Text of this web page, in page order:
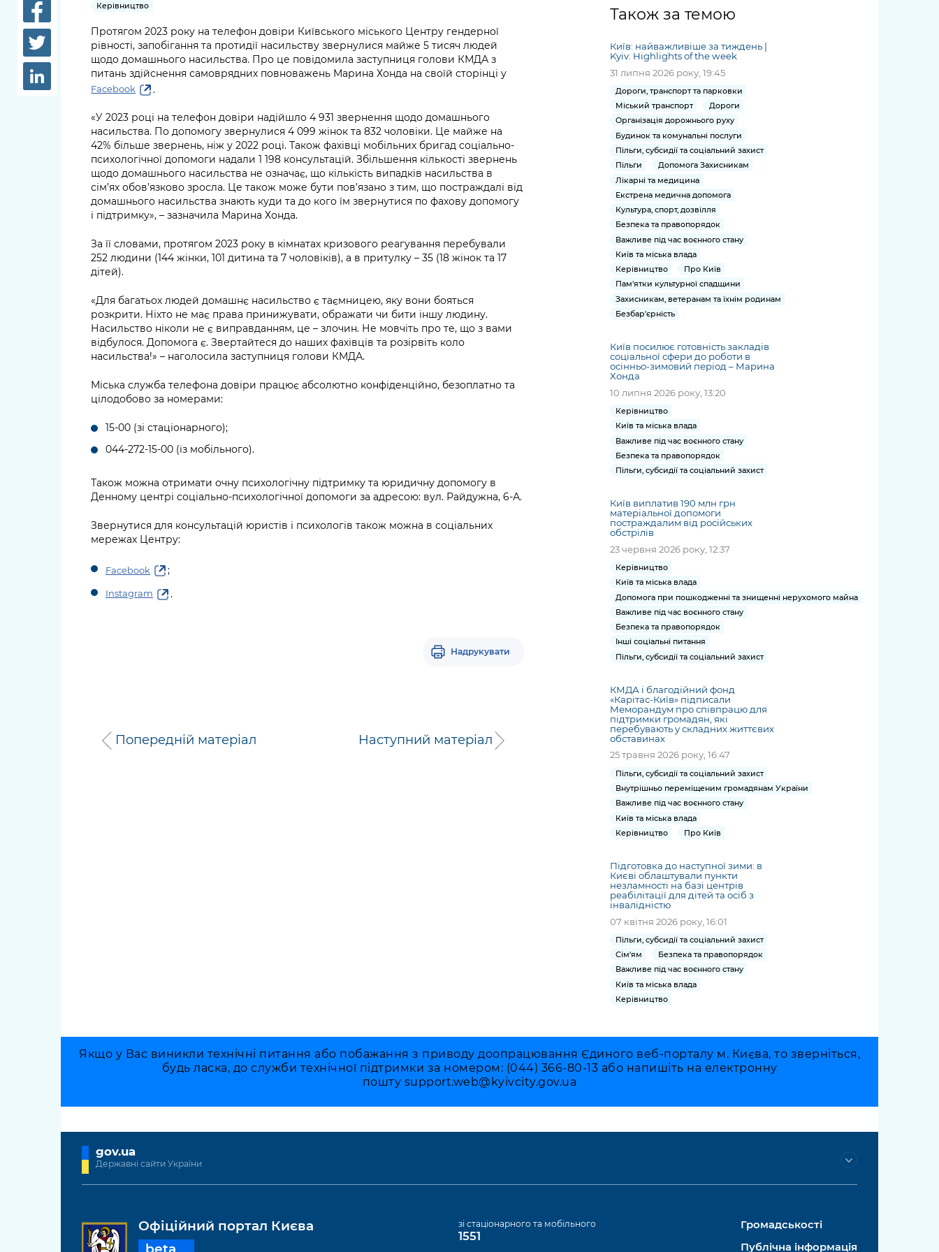
Рішення та розпорядження
Проєкти розпоряджень, що
перебувають на погодженні
КМВА
Статистика
Звернення громадян Безбар'єрність
Київська міська військова
адміністрація
Лікарні та медицина
Освіта та навчальні
Дороги, транспорт та
парковки
Навколишнє
середовище міста
Безпека та
правопорядок
Іноземцям / For
foreigners
Портал послуг
Міський застосунок Київ
Цифровий
Важливе під час
воєнного стану
Громадський
бюджет
міській військовій
адміністрації
«Ініціатива
«Партнерство
«Відкритий Уряд» –
місцевий рівень»
Важливе під час
воєнного стану
обмеженим
доступом
Проекти
нормативно-
правових та
інших актів
Порядок
рішень, дій чи
бездіяльності
розпорядників
інформації
Звіти про
опрацювання
запитів на
публічну
інформацію
дашборди
ся на
новини та
КМДА /
Subscribe
announce
ments
from the
KCSA
журналіст
ський
запит /
Submitting
a media
request
Керівництво
Протягом 2023 року на телефон довіри Київського міського Центру гендерної
рівності, запобігання та протидії насильству звернулися майже 5 тисяч людей
щодо домашнього насильства. Про це повідомила заступниця голови КМДА з
питань здійснення самоврядних повноважень Марина Хонда на своїй сторінці у
Facebook .
«У 2023 році на телефон довіри надійшло 4 931 звернення щодо домашнього
насильства. По допомогу звернулися 4 099 жінок та 832 чоловіки. Це майже на
42% більше звернень, ніж у 2022 році. Також фахівці мобільних бригад соціально-
психологічної допомоги надали 1 198 консультацій. Збільшення кількості звернень
щодо домашнього насильства не означає, що кількість випадків насильства в
сім’ях обов’язково зросла. Це також може бути пов’язано з тим, що постраждалі від
домашнього насильства знають куди та до кого їм звернутися по фахову допомогу
і підтримку», – зазначила Марина Хонда.
За її словами, протягом 2023 року в кімнатах кризового реагування перебували
252 людини (144 жінки, 101 дитина та 7 чоловіків), а в притулку – 35 (18 жінок та 17
дітей).
«Для багатьох людей домашнє насильство є таємницею, яку вони бояться
розкрити. Ніхто не має права принижувати, ображати чи бити іншу людину.
Насильство ніколи не є виправданням, це – злочин. Не мовчіть про те, що з вами
відбулося. Допомога є. Звертайтеся до наших фахівців та розірвіть коло
насильства!» – наголосила заступниця голови КМДА.
Міська служба телефона довіри працює абсолютно конфіденційно, безоплатно та
цілодобово за номерами:
15-00 (зі стаціонарного);
044-272-15-00 (із мобільного).
Також можна отримати очну психологічну підтримку та юридичну допомогу в
Денному центрі соціально-психологічної допомоги за адресою: вул. Райдужна, 6-А.
Звернутися для консультацій юристів і психологів також можна в соціальних
мережах Центру:
Facebook ;
Instagram .
Надрукувати
Попередній матеріал Наступний матеріал
Також за темою
Київ: найважливіше за тиждень |
Kyiv. Highlights of the week
31 липня 2026 року, 19:45
Дороги, транспорт та парковки
Міський транспорт
Дороги
Організація дорожнього руху
Будинок та комунальні послуги
Пільги, субсидії та соціальний захист
Пільги
Допомога Захисникам
Лікарні та медицина
Екстрена медична допомога
Культура, спорт, дозвілля
Безпека та правопорядок
Важливе під час воєнного стану
Київ та міська влада
Керівництво
Про Київ
Пам'ятки культурної спадщини
Захисникам, ветеранам та їхнім родинам
Безбар'єрність
Київ посилює готовність закладів
соціальної сфери до роботи в
осінньо-зимовий період – Марина
Хонда
10 липня 2026 року, 13:20
Керівництво
Київ та міська влада
Важливе під час воєнного стану
Безпека та правопорядок
Пільги, субсидії та соціальний захист
Київ виплатив 190 млн грн
матеріальної допомоги
постраждалим від російських
обстрілів
23 червня 2026 року, 12:37
Керівництво
Київ та міська влада
Допомога при пошкодженні та знищенні нерухомого майна
Важливе під час воєнного стану
Безпека та правопорядок
Інші соціальні питання
Пільги, субсидії та соціальний захист
КМДА і благодійний фонд
«Карітас-Київ» підписали
Меморандум про співпрацю для
підтримки громадян, які
перебувають у складних життєвих
обставинах
25 травня 2026 року, 16:47
Пільги, субсидії та соціальний захист
Внутрішньо переміщеним громадянам України
Важливе під час воєнного стану
Київ та міська влада
Керівництво
Про Київ
Підготовка до наступної зими: в
Києві облаштували пункти
незламності на базі центрів
реабілітації для дітей та осіб з
інвалідністю
07 квітня 2026 року, 16:01
Пільги, субсидії та соціальний захист
Сім'ям
Безпека та правопорядок
Важливе під час воєнного стану
Київ та міська влада
Керівництво
Якщо у Вас виникли технічні питання або побажання з приводу доопрацювання Єдиного веб-порталу м. Києва, то зверніться,
будь ласка, до служби технічної підтримки за номером: (044) 366-80-13 або напишіть на електронну
пошту support.web@kyivcity.gov.ua
gov.ua
Державні сайти України
Офіційний портал Києва
зі стаціонарного та мобільного
1551
Громадськості
Публічна інформація